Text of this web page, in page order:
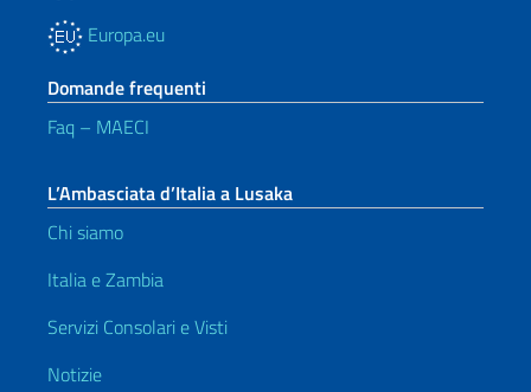
Europa.eu
Domande frequenti
Faq – MAECI
L’Ambasciata d’Italia a Lusaka
Chi siamo
Italia e Zambia
Servizi Consolari e Visti
Notizie